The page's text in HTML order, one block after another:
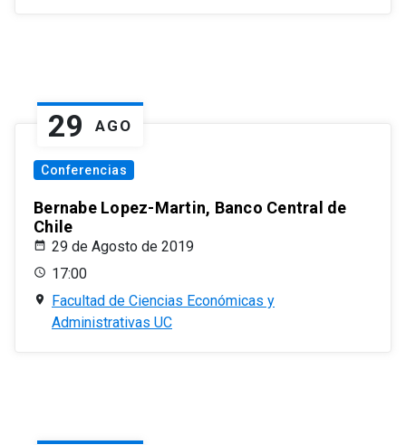
29 AGO
Conferencias
Bernabe Lopez-Martin, Banco Central de
Chile
29 de Agosto de 2019
17:00
Facultad de Ciencias Económicas y
Administrativas UC